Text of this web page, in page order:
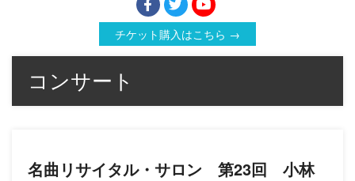
チケット購入はこちら →
コンサート
名曲リサイタル・サロン 第23回 小林